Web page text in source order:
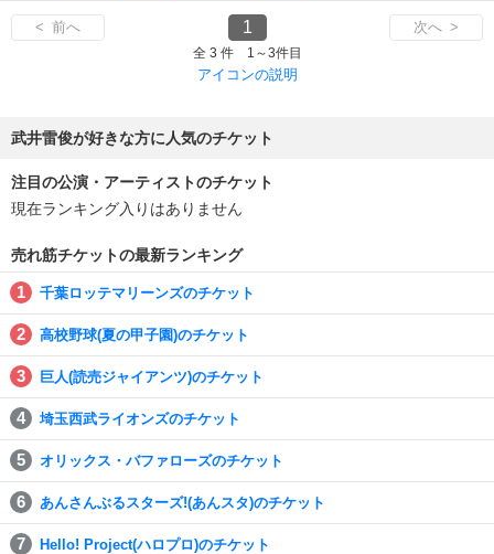
< 前へ 1 次へ >
全 3 件 1～3件目
アイコンの説明
武井雷俊が好きな方に人気のチケット
注目の公演・アーティストのチケット
現在ランキング入りはありません
売れ筋チケットの最新ランキング
千葉ロッテマリーンズのチケット
高校野球(夏の甲子園)のチケット
巨人(読売ジャイアンツ)のチケット
埼玉西武ライオンズのチケット
オリックス・バファローズのチケット
あんさんぶるスターズ!(あんスタ)のチケット
Hello! Project(ハロプロ)のチケット